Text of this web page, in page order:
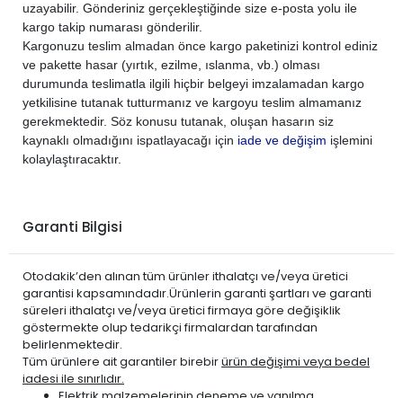
PEUGEOT
308 2022-2024 DİZEL
1.5 BlueHDi
PEUGEOT
5008 2017-2024
PEUGEOT
508 2019-2024 DİZEL
PEUGEOT
PARTNER 2019-2024 DİZEL
1.5 BlueHDi
PEUGEOT
RİFTER 2018-2024 DİZEL 1.5 BlueHDi
uzayabilir. Gönderiniz gerçekleştiğinde size e-posta yolu ile
kargo takip numarası gönderilir.
Kargonuzu teslim almadan önce kargo paketinizi kontrol ediniz
ve pakette hasar (yırtık, ezilme, ıslanma, vb.) olması
durumunda teslimatla ilgili hiçbir belgeyi imzalamadan kargo
yetkilisine tutanak tutturmanız ve kargoyu teslim almamanız
gerekmektedir. Söz konusu tutanak, oluşan hasarın siz
kaynaklı olmadığını ispatlayacağı için iade ve değişim işlemini
kolaylaştıracaktır.
Garanti Bilgisi
Otodakik’den alınan tüm ürünler ithalatçı ve/veya üretici
garantisi kapsamındadır.Ürünlerin garanti şartları ve garanti
süreleri ithalatçı ve/veya üretici firmaya göre değişiklik
göstermekte olup tedarikçi firmalardan tarafından
belirlenmektedir.
Tüm ürünlere ait garantiler birebirürün değişimi veya bedel
iadesi ile sınırlıdır.